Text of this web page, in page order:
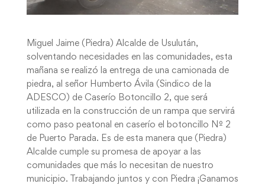
Miguel Jaime (Piedra) Alcalde de Usulután,
solventando necesidades en las comunidades, esta
mañana se realizó la entrega de una camionada de
piedra, al señor Humberto Ávila (Sindico de la
ADESCO) de Caserío Botoncillo 2, que será
utilizada en la construcción de un rampa que servirá
como paso peatonal en caserío el botoncillo Nº 2
de Puerto Parada. Es de esta manera que (Piedra)
Alcalde cumple su promesa de apoyar a las
comunidades que más lo necesitan de nuestro
municipio. Trabajando juntos y con Piedra ¡Ganamos